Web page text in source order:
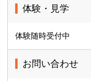
体験・見学
体験随時受付中
お問い合わせ